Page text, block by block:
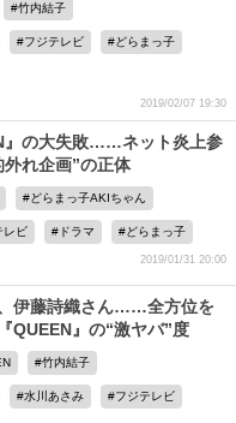
竹内結子
フジテレビ どらまっ子
2019/02/07 19:30
』の大失敗……ネット炎上参
れ企画”の正体
どらまっ子AKIちゃん
レビ ドラマ どらまっ子
2019/01/31 20:00
伊藤詩織さん……全方位を
QUEEN』の“激ヤバ”度
竹内結子
水川あさみ フジテレビ